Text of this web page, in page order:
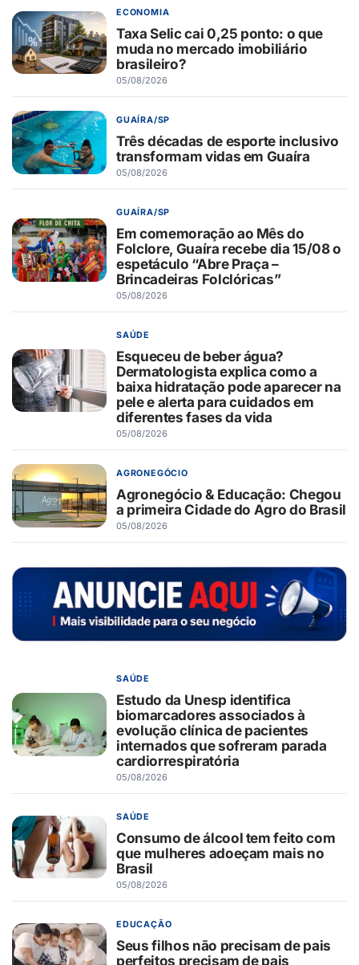
ECONOMIA
Taxa Selic cai 0,25 ponto: o que
muda no mercado imobiliário
brasileiro?
05/08/2026
GUAÍRA/SP
Três décadas de esporte inclusivo
transformam vidas em Guaíra
05/08/2026
GUAÍRA/SP
Em comemoração ao Mês do
Folclore, Guaíra recebe dia 15/08 o
espetáculo “Abre Praça –
Brincadeiras Folclóricas”
05/08/2026
SAÚDE
Esqueceu de beber água?
Dermatologista explica como a
baixa hidratação pode aparecer na
pele e alerta para cuidados em
diferentes fases da vida
05/08/2026
AGRONEGÓCIO
Agronegócio & Educação: Chegou
a primeira Cidade do Agro do Brasil
05/08/2026
SAÚDE
Estudo da Unesp identifica
biomarcadores associados à
evolução clínica de pacientes
internados que sofreram parada
cardiorrespiratória
05/08/2026
SAÚDE
Consumo de álcool tem feito com
que mulheres adoeçam mais no
Brasil
05/08/2026
EDUCAÇÃO
Seus filhos não precisam de pais
perfeitos precisam de pais